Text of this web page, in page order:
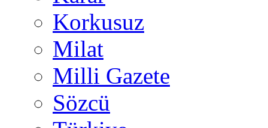
Korkusuz
Milat
Milli Gazete
Sözcü